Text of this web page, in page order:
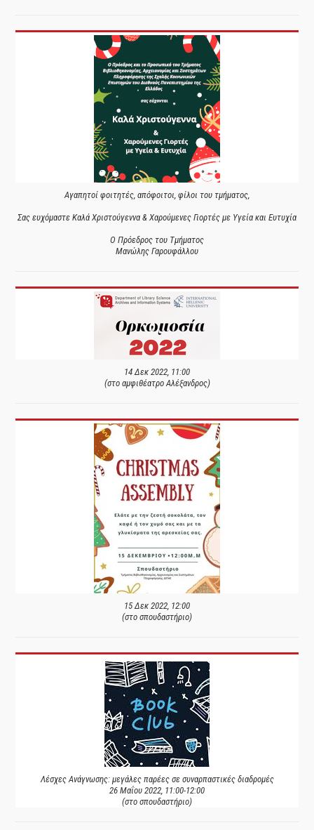
Αγαπητοί φοιτητές, απόφοιτοι, φίλοι του τμήματος,
Σας ευχόμαστε Καλά Χριστούγεννα & Χαρούμενες Γιορτές με Υγεία και Ευτυχία
Ο Πρόεδρος του Τμήματος
Μανώλης Γαρουφάλλου
14 Δεκ 2022, 11:00
(στο αμφιθέατρο Αλέξανδρος)
15 Δεκ 2022, 12:00
(στο σπουδαστήριο)
Λέσχες Ανάγνωσης: μεγάλες παρέες σε συναρπαστικές διαδρομές
26 Μαΐου 2022, 11:00-12:00
(στο σπουδαστήριο)